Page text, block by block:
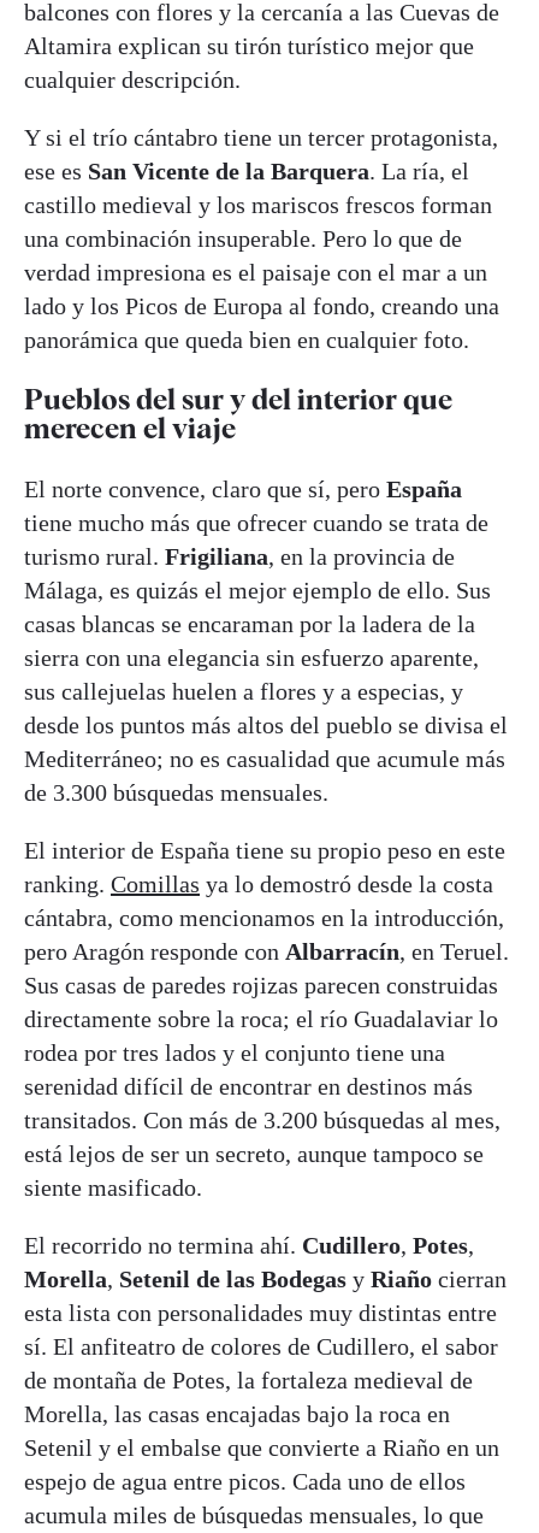
balcones con flores y la cercanía a las Cuevas de
Altamira explican su tirón turístico mejor que
cualquier descripción.
Y si el trío cántabro tiene un tercer protagonista,
ese es San Vicente de la Barquera. La ría, el
castillo medieval y los mariscos frescos forman
una combinación insuperable. Pero lo que de
verdad impresiona es el paisaje con el mar a un
lado y los Picos de Europa al fondo, creando una
panorámica que queda bien en cualquier foto.
Pueblos del sur y del interior que
merecen el viaje
El norte convence, claro que sí, pero España
tiene mucho más que ofrecer cuando se trata de
turismo rural. Frigiliana, en la provincia de
Málaga, es quizás el mejor ejemplo de ello. Sus
casas blancas se encaraman por la ladera de la
sierra con una elegancia sin esfuerzo aparente,
sus callejuelas huelen a flores y a especias, y
desde los puntos más altos del pueblo se divisa el
Mediterráneo; no es casualidad que acumule más
de 3.300 búsquedas mensuales.
El interior de España tiene su propio peso en este
ranking. Comillas ya lo demostró desde la costa
cántabra, como mencionamos en la introducción,
pero Aragón responde con Albarracín, en Teruel.
Sus casas de paredes rojizas parecen construidas
directamente sobre la roca; el río Guadalaviar lo
rodea por tres lados y el conjunto tiene una
serenidad difícil de encontrar en destinos más
transitados. Con más de 3.200 búsquedas al mes,
está lejos de ser un secreto, aunque tampoco se
siente masificado.
El recorrido no termina ahí. Cudillero, Potes,
Morella, Setenil de las Bodegas y Riaño cierran
esta lista con personalidades muy distintas entre
sí. El anfiteatro de colores de Cudillero, el sabor
de montaña de Potes, la fortaleza medieval de
Morella, las casas encajadas bajo la roca en
Setenil y el embalse que convierte a Riaño en un
espejo de agua entre picos. Cada uno de ellos
acumula miles de búsquedas mensuales, lo que